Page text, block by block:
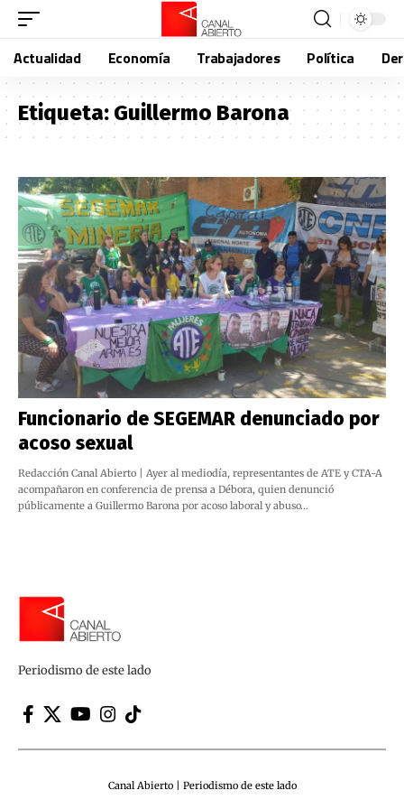
Actualidad Economía Trabajadores Política
Etiqueta:Guillermo Barona
Funcionario de SEGEMAR denunciado por
acoso sexual
Redacción Canal Abierto | Ayer al mediodía, representantes de ATE y CTA-A
acompañaron en conferencia de prensa a Débora, quien denunció
públicamente a Guillermo Barona por acoso laboral y abuso…
Periodismo de este lado
Canal Abierto | Periodismo de este lado